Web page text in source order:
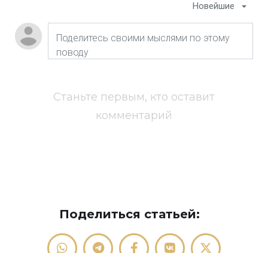
Новейшие
Станьте первым, кто оставит
комментарий
Поделиться статьей: